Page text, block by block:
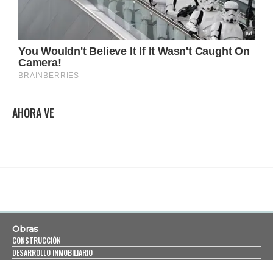
AHORA VE
Obras
CONSTRUCCIÓN
DESARROLLO INMOBILIARIO